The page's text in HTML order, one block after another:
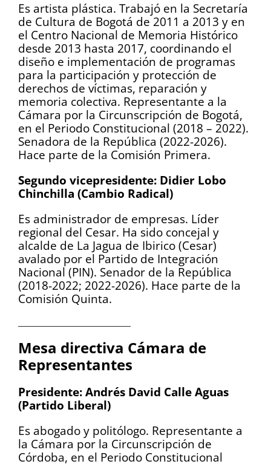
Es artista plástica. Trabajó en la Secretaría
de Cultura de Bogotá de 2011 a 2013 y en
el Centro Nacional de Memoria Histórico
desde 2013 hasta 2017, coordinando el
diseño e implementación de programas
para la participación y protección de
derechos de víctimas, reparación y
memoria colectiva. Representante a la
Cámara por la Circunscripción de Bogotá,
en el Periodo Constitucional (2018 – 2022).
Senadora de la República (2022-2026).
Hace parte de la Comisión Primera.
Segundo vicepresidente: Didier Lobo
Chinchilla (Cambio Radical)
Es administrador de empresas. Líder
regional del Cesar. Ha sido concejal y
alcalde de La Jagua de Ibirico (Cesar)
avalado por el Partido de Integración
Nacional (PIN). Senador de la República
(2018-2022; 2022-2026). Hace parte de la
Comisión Quinta.
Mesa directiva Cámara de
Representantes
Presidente: Andrés David Calle Aguas
(Partido Liberal)
Es abogado y politólogo. Representante a
la Cámara por la Circunscripción de
Córdoba, en el Periodo Constitucional